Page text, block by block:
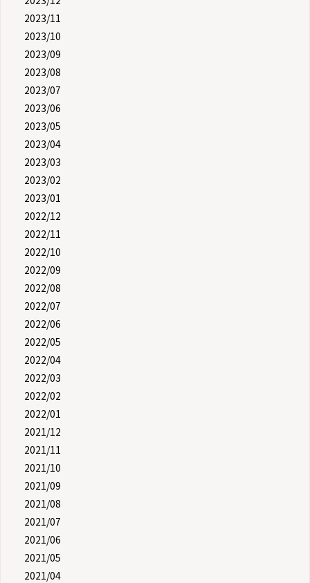
2023/11
2023/10
2023/09
2023/08
2023/07
2023/06
2023/05
2023/04
2023/03
2023/02
2023/01
2022/12
2022/11
2022/10
2022/09
2022/08
2022/07
2022/06
2022/05
2022/04
2022/03
2022/02
2022/01
2021/12
2021/11
2021/10
2021/09
2021/08
2021/07
2021/06
2021/05
2021/04